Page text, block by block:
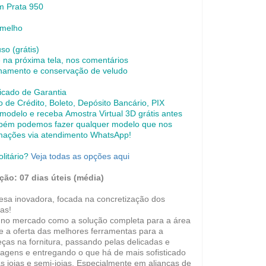
Prata 950
(grátis)
próxima tela, nos comentários
e conservação de veludo
de Garantia
de Crédito, Boleto, Depósito Bancário, PIX
e receba Amostra Virtual 3D grátis antes
podemos fazer qualquer modelo que nos
via atendimento WhatsApp!
Veja todas as opções aqui
07 dias úteis (média)
inovadora, focada na concretização dos
mercado como a solução completa para a área
a oferta das melhores ferramentas para a
na fornitura, passando pelas delicadas e
e entregando o que há de mais sofisticado
joias e semi-joias. Especialmente em alianças de